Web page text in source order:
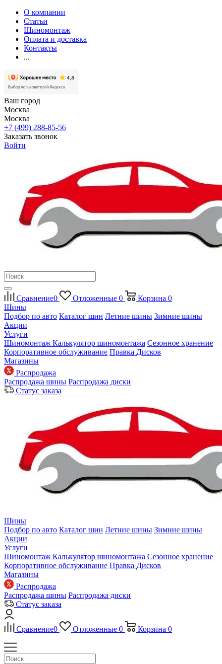
О компании
Статьи
Шиномонтаж
Оплата и доставка
Контакты
...
Ваш город
Москва
Москва
+7 (499) 288-85-56
Заказать звонок
Войти
Сравнение0 Отложенные 0 Корзина 0
Шины
Подбор по авто Каталог шин Летние шины Зимние шины
Акции
Услуги
Шиномонтаж Калькулятор шиномонтажа Сезонное хранение
Корпоративное обслуживание Правка Дисков
Магазины
Распродажа
Распродажа шины Распродажа диски
Статус заказа
Шины
Подбор по авто Каталог шин Летние шины Зимние шины
Акции
Услуги
Шиномонтаж Калькулятор шиномонтажа Сезонное хранение
Корпоративное обслуживание Правка Дисков
Магазины
Распродажа
Распродажа шины Распродажа диски
Статус заказа
Сравнение0 Отложенные 0 Корзина 0